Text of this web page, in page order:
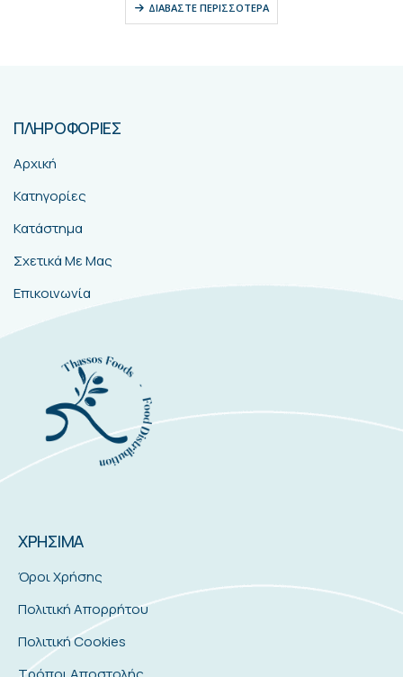
ΔΙΑΒΆΣΤΕ ΠΕΡΙΣΣΌΤΕΡΑ
ΠΛΗΡΟΦΟΡΙΕΣ
Αρχική
Κατηγορίες
Κατάστημα
Σχετικά Με Μας
Επικοινωνία
ΧΡΗΣΙΜΑ
Όροι Χρήσης
Πολιτική Απορρήτου
Πολιτική Cookies